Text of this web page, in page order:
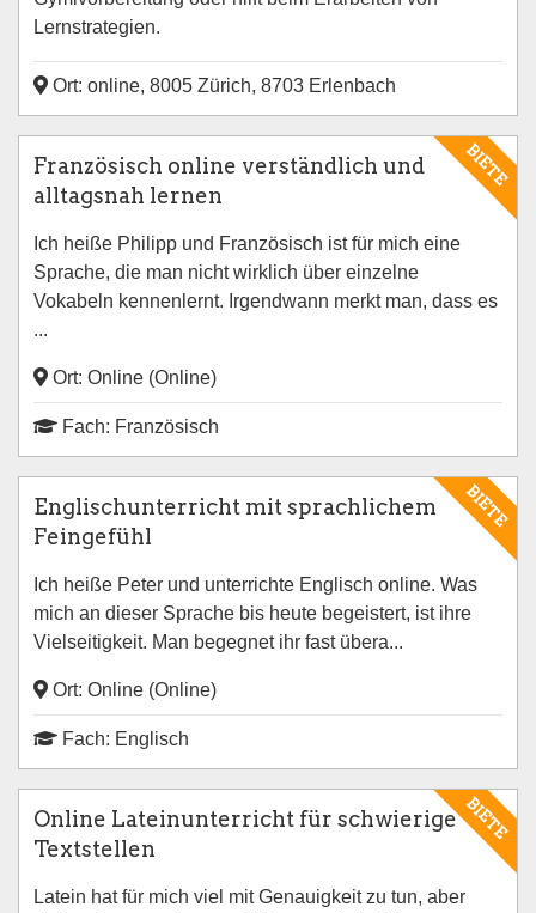
Lernstrategien.
Ort: online, 8005 Zürich, 8703 Erlenbach
BIETE
Französisch online verständlich und
alltagsnah lernen
Ich heiße Philipp und Französisch ist für mich eine
Sprache, die man nicht wirklich über einzelne
Vokabeln kennenlernt. Irgendwann merkt man, dass es
...
Ort: Online (Online)
Fach: Französisch
BIETE
Englischunterricht mit sprachlichem
Feingefühl
Ich heiße Peter und unterrichte Englisch online. Was
mich an dieser Sprache bis heute begeistert, ist ihre
Vielseitigkeit. Man begegnet ihr fast übera...
Ort: Online (Online)
Fach: Englisch
BIETE
Online Lateinunterricht für schwierige
Textstellen
Latein hat für mich viel mit Genauigkeit zu tun, aber